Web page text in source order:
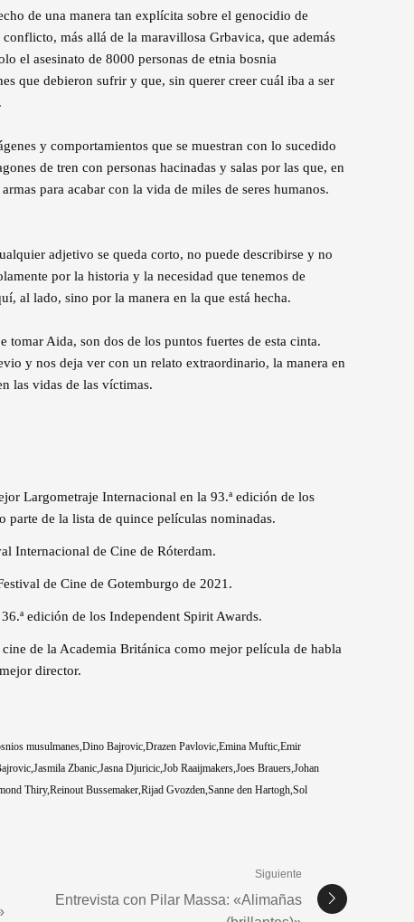
de una manera tan explícita sobre el genocidio de
más allá de la maravillosa Grbavica, que además
el asesinato de 8000 personas de etnia bosnia
que debieron sufrir y que, sin querer creer cuál iba a ser
y comportamientos que se muestran con lo sucedido
de tren con personas hacinadas y salas por las que, en
para acabar con la vida de miles de seres humanos.
adjetivo se queda corto, no puede describirse y no
por la historia y la necesidad que tenemos de
al lado, sino por la manera en la que está hecha.
tomar Aida, son dos de los puntos fuertes de esta cinta.
y nos deja ver con un relato extraordinario, la manera en
las vidas de las víctimas.
Largometraje Internacional en la 93.ª edición de los
parte de la lista de quince películas nominadas.
Internacional de Cine de Róterdam.
de Cine de Gotemburgo de 2021.
edición de los Independent Spirit Awards.
de la Academia Británica como mejor película de habla
director.
musulmanes Dino Bajrovic Drazen Pavlovic Emina Muftic Emir
Jasmila Zbanic Jasna Djuricic Job Raaijmakers Joes Brauers Johan
Thiry Reinout Bussemaker Rijad Gvozden Sanne den Hartogh Sol
Siguiente
Entrevista con Pilar Massa: «Alimañas